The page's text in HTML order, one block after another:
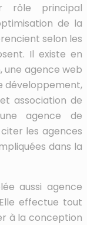
rôle principal
de la
selon les
Il existe en
une agence web
développement,
association de
agence de
les agences
dans la
aussi agence
effectue tout
à la conception